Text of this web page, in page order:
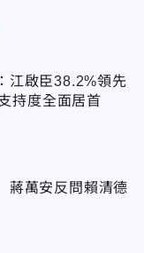
江啟臣38.2%領先
持度全面居首
萬安反問賴清德